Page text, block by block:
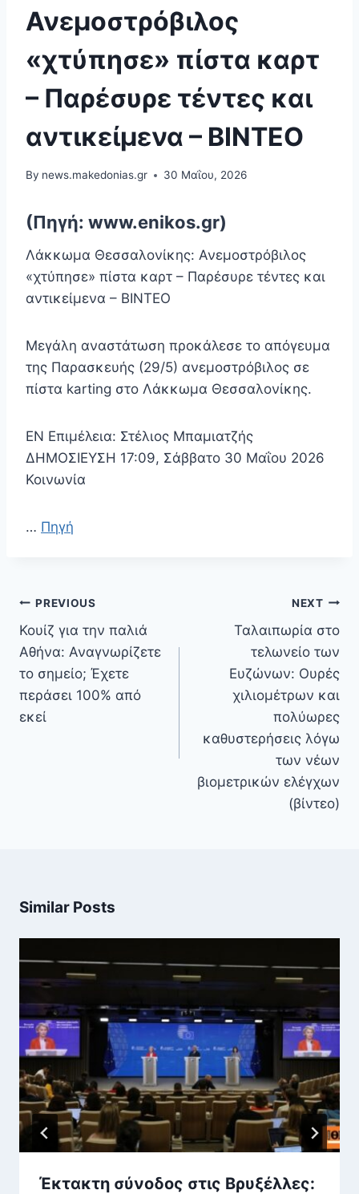
Ανεμοστρόβιλος
«χτύπησε» πίστα καρτ
– Παρέσυρε τέντες και
αντικείμενα – ΒΙΝΤΕΟ
By news.makedonias.gr 30 Μαΐου, 2026
(Πηγή: www.enikos.gr)
Λάκκωμα Θεσσαλονίκης: Ανεμοστρόβιλος
«χτύπησε» πίστα καρτ – Παρέσυρε τέντες και
αντικείμενα – ΒΙΝΤΕΟ
Μεγάλη αναστάτωση προκάλεσε το απόγευμα
της Παρασκευής (29/5) ανεμοστρόβιλος σε
πίστα karting στο Λάκκωμα Θεσσαλονίκης.
EN Επιμέλεια: Στέλιος Μπαμιατζής
ΔΗΜΟΣΙΕΥΣΗ 17:09, Σάββατο 30 Μαΐου 2026
Κοινωνία
… Πηγή
Πλοήγηση
άρθρων
PREVIOUS
Κουίζ για την παλιά
Αθήνα: Αναγνωρίζετε
το σημείο; Έχετε
περάσει 100% από
εκεί
NEXT
Ταλαιπωρία στο
τελωνείο των
Ευζώνων: Ουρές
χιλιομέτρων και
πολύωρες
καθυστερήσεις λόγω
των νέων
βιομετρικών ελέγχων
(βίντεο)
Similar Posts
Έκτακτη σύνοδος στις Βρυξέλλες: